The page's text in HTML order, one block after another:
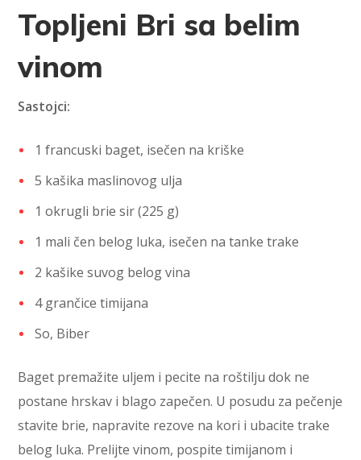
Topljeni Bri sa belim
vinom
Sastojci:
1 francuski baget, isečen na kriške
5 kašika maslinovog ulja
1 okrugli brie sir (225 g)
1 mali čen belog luka, isečen na tanke trake
2 kašike suvog belog vina
4 grančice timijana
So, Biber
Baget premažite uljem i pecite na roštilju dok ne
postane hrskav i blago zapečen. U posudu za pečenje
stavite brie, napravite rezove na kori i ubacite trake
belog luka. Prelijte vinom, pospite timijanom i